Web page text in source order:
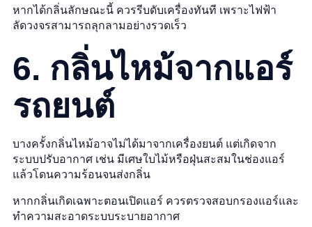
หากได้กลิ่นลักษณะนี้ ควรรีบดับเครื่องทันที เพราะไฟฟ้า
ลัดวงจรสามารถลุกลามอย่างรวดเร็ว
6. กลิ่นไหม้จากแอร์
รถยนต์
บางครั้งกลิ่นไหม้อาจไม่ได้มาจากเครื่องยนต์ แต่เกิดจาก
ระบบปรับอากาศ เช่น มีเศษใบไม้หรือฝุ่นสะสมในช่องแอร์
แล้วโดนความร้อนจนส่งกลิ่น
หากกลิ่นเกิดเฉพาะตอนเปิดแอร์ ควรตรวจสอบกรองแอร์และ
ทำความสะอาดระบบระบายอากาศ